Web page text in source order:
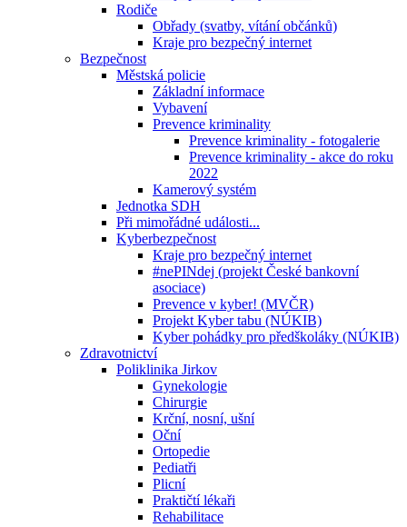
Rodiče
Obřady (svatby, vítání občánků)
Kraje pro bezpečný internet
Bezpečnost
Městská policie
Základní informace
Vybavení
Prevence kriminality
Prevence kriminality - fotogalerie
Prevence kriminality - akce do roku
2022
Kamerový systém
Jednotka SDH
Při mimořádné události...
Kyberbezpečnost
Kraje pro bezpečný internet
#nePINdej (projekt České bankovní
asociace)
Prevence v kyber! (MVČR)
Projekt Kyber tabu (NÚKIB)
Kyber pohádky pro předškoláky (NÚKIB)
Zdravotnictví
Poliklinika Jirkov
Gynekologie
Chirurgie
Krční, nosní, ušní
Oční
Ortopedie
Pediatři
Plicní
Praktičtí lékaři
Rehabilitace